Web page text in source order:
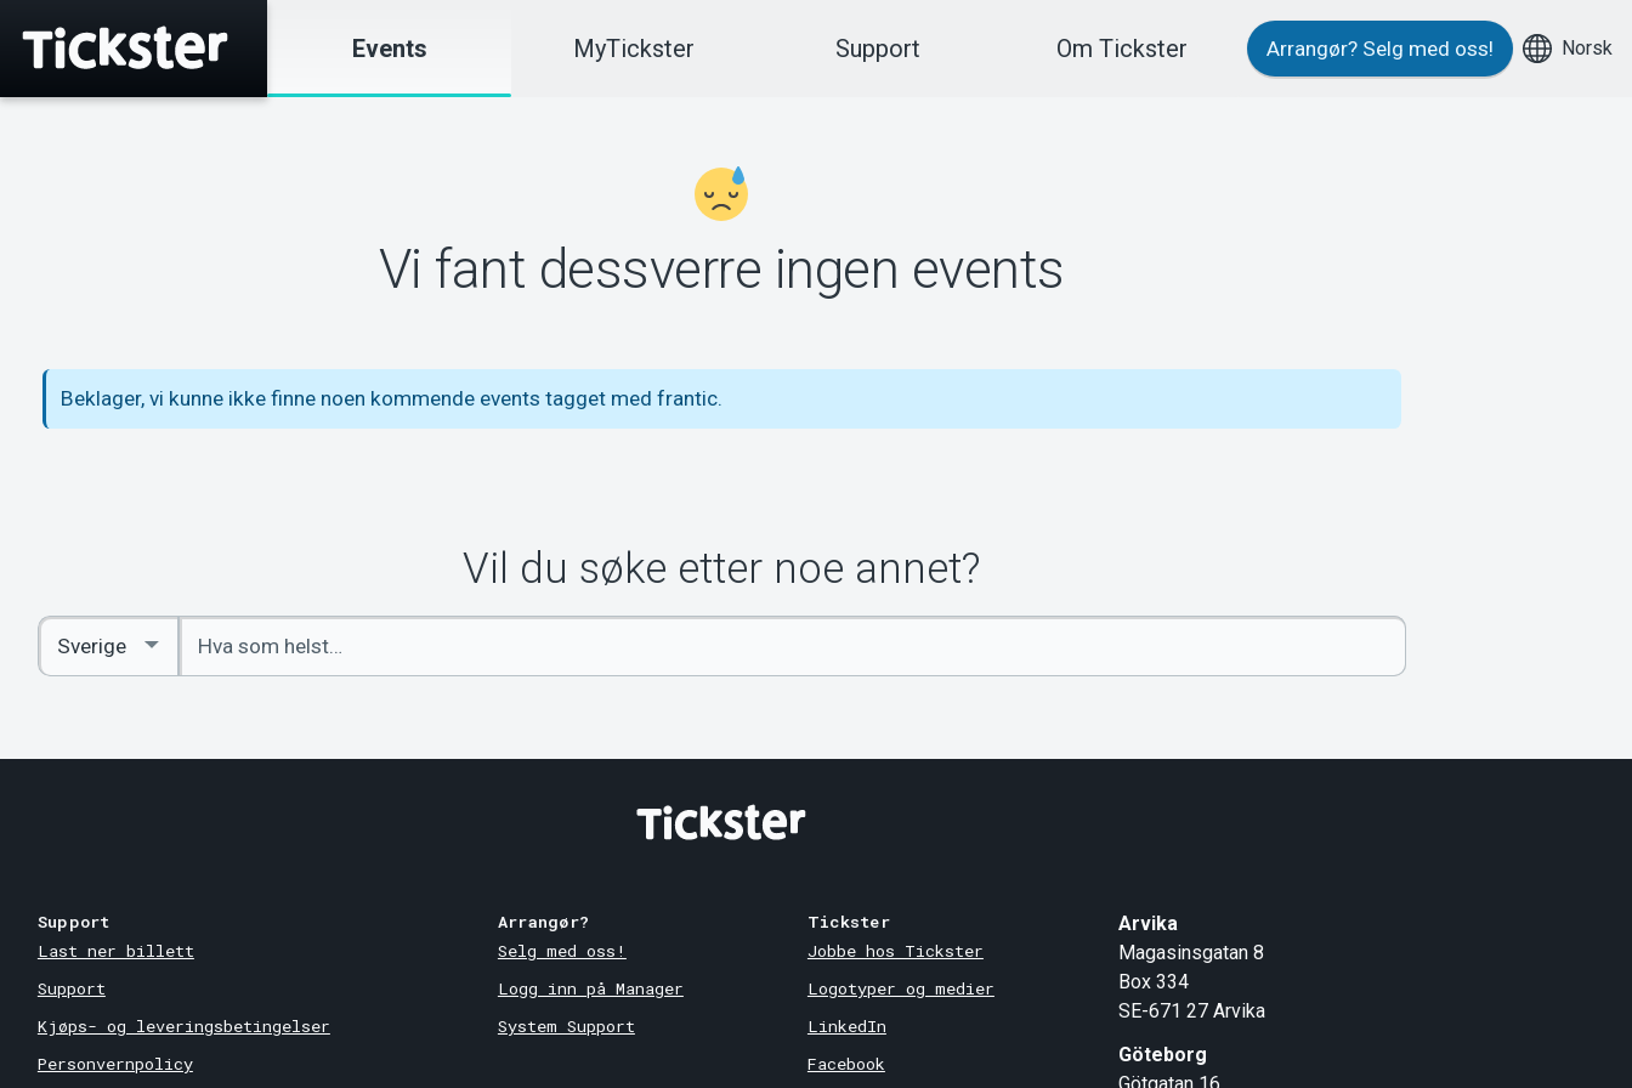
Events MyTickster Support Om Tickster Arrangør? Selg med oss! Norsk
Vi fant dessverre ingen events
Beklager, vi kunne ikke finne noen kommende events tagget med frantic.
Vil du søke etter noe annet?
Angi
nøkkelord
Select
Country
Support
Last ner billett
Support
Kjøps- og leveringsbetingelser
Personvernpolicy
Arrangør?
Selg med oss!
Logg inn på Manager
System Support
Tickster
Jobbe hos Tickster
Logotyper og medier
LinkedIn
Facebook
Arvika
Magasinsgatan 8
Box 334
SE-671 27 Arvika
Göteborg